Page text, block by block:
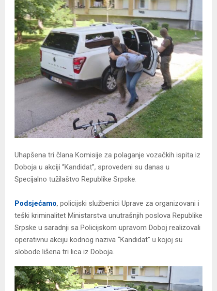
Uhapšena tri člana Komisije za polaganje vozačkih ispita iz
Doboja u akciji “Kandidat”, sprovedeni su danas u
Specijalno tužilaštvo Republike Srpske.
Podsjećamo, policijski službenici Uprave za organizovani i
teški kriminalitet Ministarstva unutrašnjih poslova Republike
Srpske u saradnji sa Policijskom upravom Doboj realizovali
operativnu akciju kodnog naziva “Kandidat” u kojoj su
slobode lišena tri lica iz Doboja.